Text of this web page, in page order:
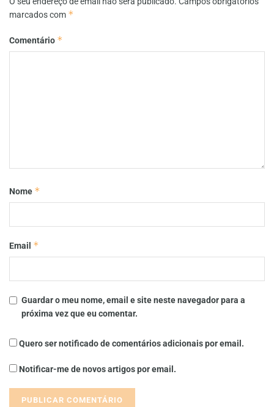
marcados com *
Comentário *
Nome *
Email *
Guardar o meu nome, email e site neste navegador para a
próxima vez que eu comentar.
Quero ser notificado de comentários adicionais por email.
Notificar-me de novos artigos por email.